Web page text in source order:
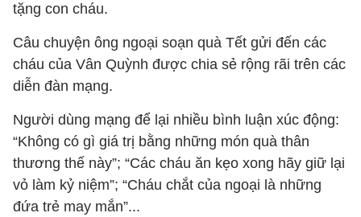
tặng con cháu.
Câu chuyện ông ngoại soạn quà Tết gửi đến các
cháu của Vân Quỳnh được chia sẻ rộng rãi trên các
diễn đàn mạng.
Người dùng mạng để lại nhiều bình luận xúc động:
“Không có gì giá trị bằng những món quà thân
thương thế này”; “Các cháu ăn kẹo xong hãy giữ lại
vỏ làm kỷ niệm”; “Cháu chắt của ngoại là những
đứa trẻ may mắn”...